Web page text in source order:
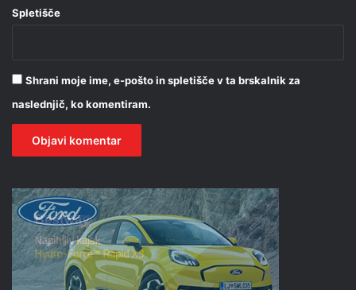
Spletišče
Shrani moje ime, e-pošto in spletišče v ta brskalnik za
naslednjič, ko komentiram.